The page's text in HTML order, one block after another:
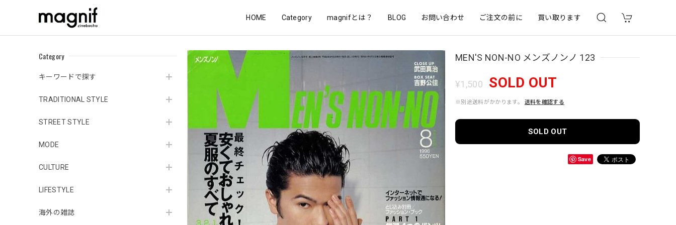
HOME Category magnifとは？ BLOG お問い合わせ ご注文の前に 買い取ります
Category
キーワードで探す
TRADITIONAL STYLE
STREET STYLE
MODE
CULTURE
LIFESTYLE
海外の雑誌
MEN'S NON-NO メンズノンノ 123
¥1,500 SOLD OUT
※別途送料がかかります。 送料を確認する
SOLD OUT
Save